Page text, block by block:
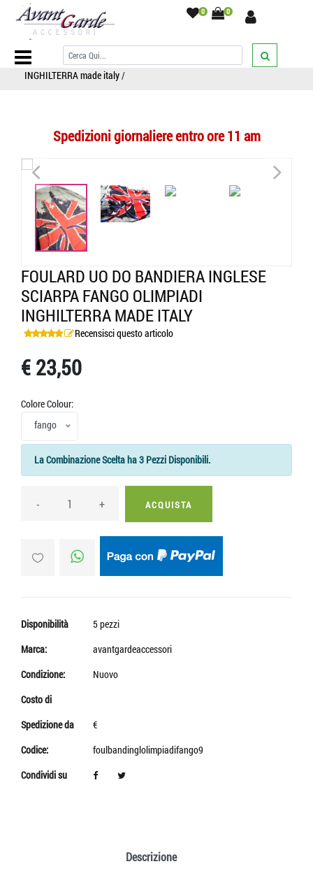
0 0
Home Page/SCIARPE/Sciarpe fantasia/Bandiere/Flag/vintage/
FOULARD UO DO BANDIERA INGLESE SCIARPA fango olimpiadi
INGHILTERRA made italy/
Spedizioni giornaliere entro ore 11 am
< >
FOULARD UO DO BANDIERA INGLESE
SCIARPA FANGO OLIMPIADI
INGHILTERRA MADE ITALY
Recensisci questo articolo
€ 23,50
Colore Colour:
fango
La Combinazione Scelta ha 3 Pezzi Disponibili.
- + ACQUISTA
Disponibilità
5 pezzi
Marca:
avantgardeaccessori
Condizione:
Nuovo
Costo di
Spedizione da
€
Codice:
foulbandinglolimpiadifango9
Condividi su
Descrizione